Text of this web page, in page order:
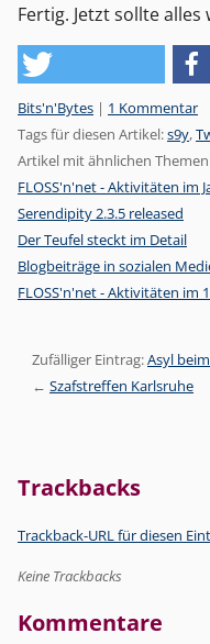
Fertig. Jetzt sollte
Kategorien:
Bits'n'Bytes | 1 Kommentar
Tags für diesen Artikel:s9y,
Artikel mit ähnlichen
FLOSS'n'net - Aktivitäten im
Serendipity 2.3.5 released
Der Teufel steckt im Detail
Blogbeiträge in sozialen
FLOSS'n'net - Aktivitäten im
Zufälliger Eintrag:Asyl
Szafstreffen Karlsruhe
Trackbacks
Trackback-URL für diesen
Keine Trackbacks
Kommentare